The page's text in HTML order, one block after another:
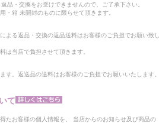
品・交換をお受けできませんので、ご了承下さい。
箱 未開封のものに限らせて頂きます。
よる返品・交換の返品送料はお客様のご負担でお願い致し
は当店で負担させて頂きます。
す。返送品の送料はお客様のご負担でお願いいたします。
て
たお客様の個人情報を、 当店からのお知らせ及び商品の